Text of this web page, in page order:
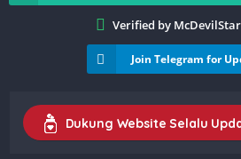
Verified by
Join Telegram for
Dukung Website Selalu